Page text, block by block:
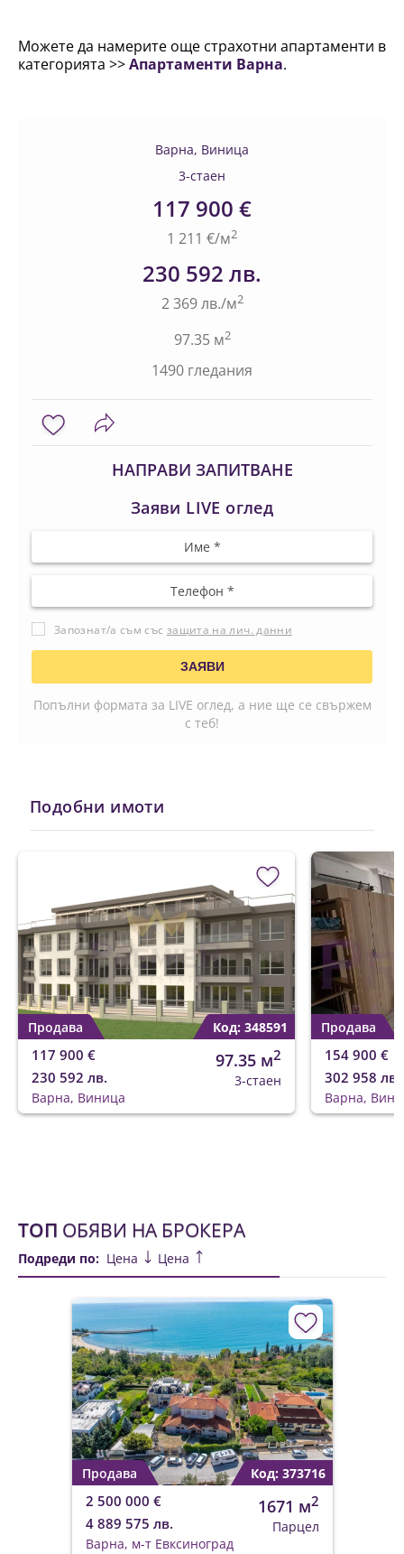
Можете да намерите още страхотни апартаменти в
категорията >>Апартаменти Варна.
Варна, Виница
3-стаен
117 900 €
1 211 €/м2
230 592 лв.
2 369 лв./м2
97.35 м2
1490 гледания
НАПРАВИ ЗАПИТВАНЕ
Заяви LIVE оглед
Запознат/а съм със защита на лич. данни
Попълни формата за LIVE оглед, а ние ще се свържем
с теб!
Подобни имоти
Продава Код: 348591
117 900 €
230 592 лв.
97.35 м2
3-стаен
Варна, Виница
Продава
154 900 €
302 958 лв.
Варна,
ТОП ОБЯВИ НА БРОКЕРА
Подреди по: Цена Цена
Продава Код: 373716
2 500 000 €
4 889 575 лв.
1671 м2
Парцел
Варна, м-т Евксиноград